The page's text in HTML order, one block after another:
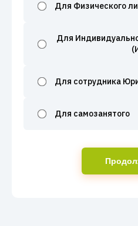
Для Физического
Для
Для сотрудника
Для самозанятого